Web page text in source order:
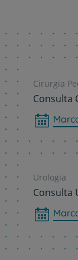
Cirurgia
Consulta
Urologia
Consulta